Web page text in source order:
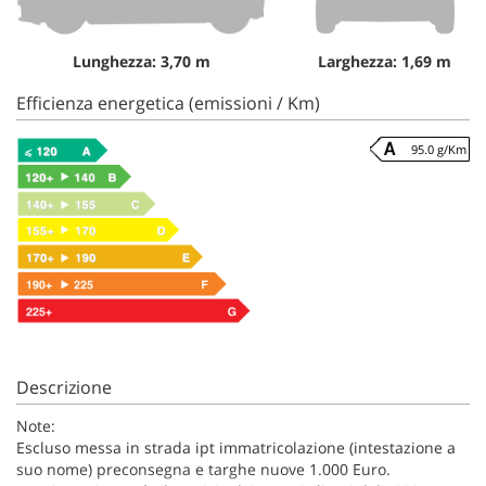
Lunghezza: 3,70 m Larghezza: 1,69 m
Efficienza energetica (emissioni / Km)
95.0 g/Km
Descrizione
Note:
Escluso messa in strada ipt immatricolazione (intestazione a
suo nome) preconsegna e targhe nuove 1.000 Euro.